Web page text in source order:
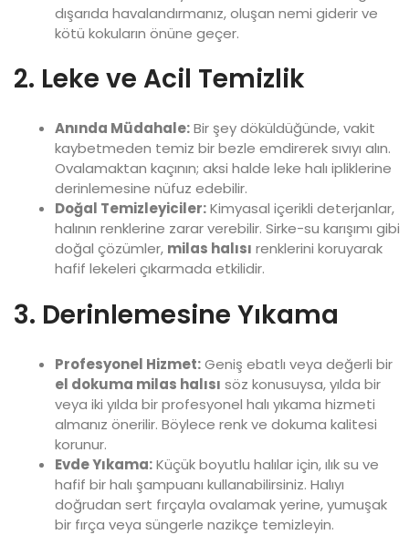
dışarıda havalandırmanız, oluşan nemi giderir ve
kötü kokuların önüne geçer.
2. Leke ve Acil Temizlik
Anında Müdahale:Bir şey döküldüğünde, vakit
kaybetmeden temiz bir bezle emdirerek sıvıyı alın.
Ovalamaktan kaçının; aksi halde leke halı ipliklerine
derinlemesine nüfuz edebilir.
Doğal Temizleyiciler:Kimyasal içerikli deterjanlar,
halının renklerine zarar verebilir. Sirke-su karışımı gibi
doğal çözümler, milas halısı renklerini koruyarak
hafif lekeleri çıkarmada etkilidir.
3. Derinlemesine Yıkama
Profesyonel Hizmet:Geniş ebatlı veya değerli bir
el dokuma milas halısı söz konusuysa, yılda bir
veya iki yılda bir profesyonel halı yıkama hizmeti
almanız önerilir. Böylece renk ve dokuma kalitesi
korunur.
Evde Yıkama:Küçük boyutlu halılar için, ılık su ve
hafif bir halı şampuanı kullanabilirsiniz. Halıyı
doğrudan sert fırçayla ovalamak yerine, yumuşak
bir fırça veya süngerle nazikçe temizleyin.